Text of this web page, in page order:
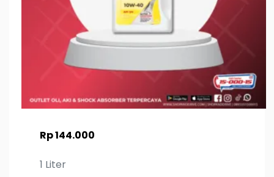
Rp 144.000
1 Liter